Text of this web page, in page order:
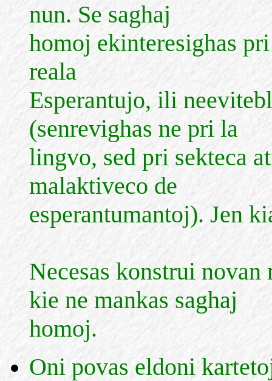
nun. Se saghaj
homoj ekinteresighas
reala
Esperantujo, ili
(senrevighas ne pri la
lingvo, sed pri sekteca
malaktiveco de
esperantumantoj). Jen
Necesas konstrui
kie ne mankas saghaj
homoj.
Oni povas eldoni